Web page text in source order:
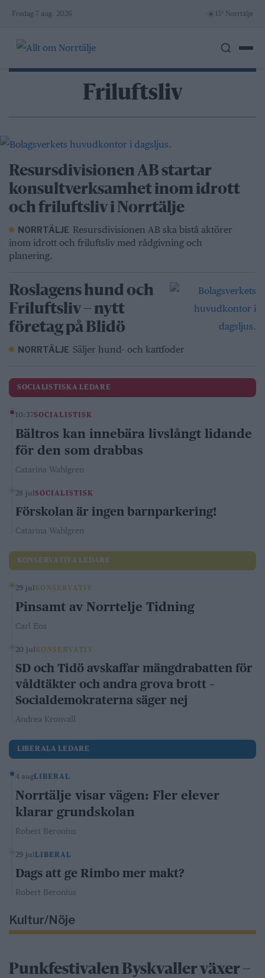
Skip
content
Fredag 7 aug. 2026 ☀️ 15° Norrtälje
Friluftsliv
Resursdivisionen AB startar
konsultverksamhet inom idrott
och friluftsliv i Norrtälje
NORRTÄLJE Resursdivisionen AB ska bistå aktörer
inom idrott och friluftsliv med rådgivning och
planering.
Roslagens hund och
Friluftsliv – nytt
företag på Blidö
NORRTÄLJE Säljer hund- och kattfoder
SOCIALISTISKA LEDARE
10:37SOCIALISTISK
Bältros kan innebära livslångt lidande
för den som drabbas
Catarina Wahlgren
28 julSOCIALISTISK
Förskolan är ingen barnparkering!
Catarina Wahlgren
KONSERVATIVA LEDARE
29 jul KONSERVATIV
Pinsamt av Norrtelje Tidning
Carl Eos
20 jul KONSERVATIV
SD och Tidö avskaffar mängdrabatten för
våldtäkter och andra grova brott –
Socialdemokraterna säger nej
Andrea Kronvall
LIBERALA LEDARE
4 augLIBERAL
Norrtälje visar vägen: Fler elever
klarar grundskolan
Robert Beronius
29 julLIBERAL
Dags att ge Rimbo mer makt?
Robert Beronius
Kultur/Nöje
Punkfestivalen Byskvaller växer –